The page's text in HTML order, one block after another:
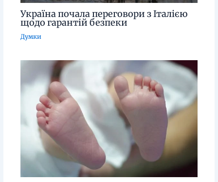
Україна почала переговори з Італією
щодо гарантій безпеки
Думки